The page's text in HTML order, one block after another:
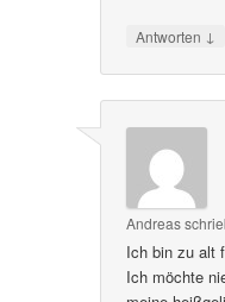
Antworten ↓
Andreas
Ich bin zu alt
Ich möchte